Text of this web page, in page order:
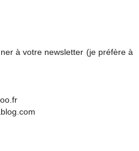
à votre newsletter (je préfère à